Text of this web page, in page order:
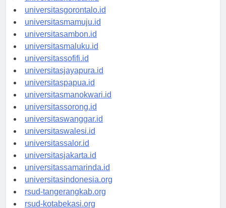
universitaskendari.id
universitasgorontalo.id
universitasmamuju.id
universitasambon.id
universitasmaluku.id
universitassofifi.id
universitasjayapura.id
universitaspapua.id
universitasmanokwari.id
universitassorong.id
universitaswanggar.id
universitaswalesi.id
universitassalor.id
universitasjakarta.id
universitassamarinda.id
universitasindonesia.org
rsud-tangerangkab.org